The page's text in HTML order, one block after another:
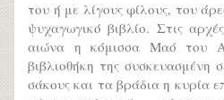
του ή με λίγους φίλους, του
ψυχαγωγικό βιβλίο. Στις
αιώνα η κόμισσα Μαό του
βιβλιοθήκη της συσκευασμένη
σάκους και τα βράδια η κυρία